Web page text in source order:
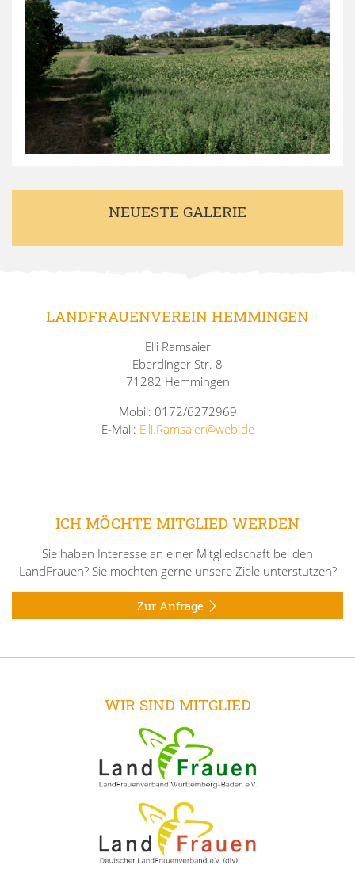
NEUESTE GALERIE
LANDFRAUENVEREIN HEMMINGEN
Elli Ramsaier
Eberdinger Str. 8
71282 Hemmingen
Mobil: 0172/6272969
E-Mail: Elli.Ramsaier@web.de
ICH MÖCHTE MITGLIED WERDEN
Sie haben Interesse an einer Mitgliedschaft bei den
LandFrauen? Sie möchten gerne unsere Ziele unterstützen?
Zur Anfrage
WIR SIND MITGLIED